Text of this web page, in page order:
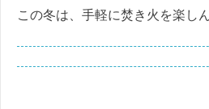
この冬は、手軽に焚き火を楽し